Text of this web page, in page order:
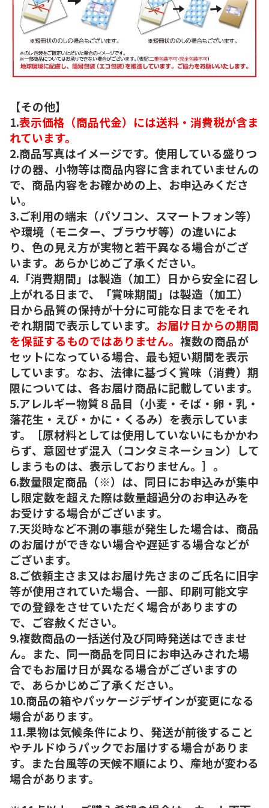
【その他】
1.表示価格（商品代金）には送料・消費税が含ま
れています。
2.商品写真はイメージです。使用している盛りつ
けの器、小物等は商品内容に含まれていませんの
で、商品内容をお確かめの上、お申込みくださ
い。
3.ご利用の端末（パソコン、スマートフォン等）
や環境（モニター、ブラウザ等）の違いによ
り、色の見え方が実物と若干異なる場合がござ
います。あらかじめご了承ください。
4.「消費期間」は製造（加工）日から安全に召し
上がれる日まで、「賞味期間」は製造（加工）
日から品質の保持が十分に可能な日までをそれ
ぞれ期間で表示しています。 お届け日からの期間
を保証するものではありません。 複数の商品が
セットになっている場合、最も短い期間を表示
しています。なお、法律に基づく賞味（消費）期
限については、各お届け商品に記載しています。
5.アレルギー物質８品目（小麦・そば・卵・乳・
落花生・えび・かに・くるみ）を表示していま
す。［原材料としては使用していないにもかかわ
らず、意図せず混入（コンタミネーション）して
しまうものは、表示しておりません。］。
6.数量限定商品（※）は、同日にお申込みが集中
し限定数を超えた際は数量超過分のお申込みを
お受けする場合がございます。
7.天災時など不測の事態が発生した場合は、商品
のお届けができない場合や遅延する場合などが
ございます。
8.ご依頼主さま又はお届け先さまのご氏名に旧字
等が使用されていた場合、一部、印刷可能文字
での登録をさせていただく場合がありますの
で、ご容赦ください。
9.複数商品の一括送付及び同時発送はできませ
ん。また、同一商品を同日にお申込みされた場
合でもお届け日が異なる場合がございますの
で、あらかじめご了承ください。
10.商品の箱やパッケージデザインが変更になる
場合があります。
11.果物は気候条件により、発送が前後すること
やチルドゆうパックでお届けする場合がありま
す。また台風等の天候不順により、産地が変わる
場合があります。